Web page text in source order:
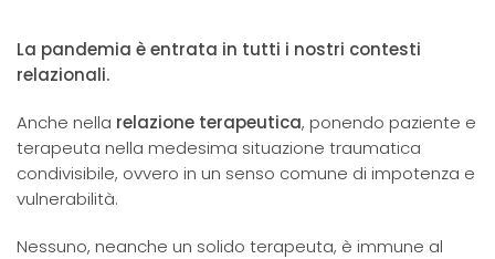
La pandemia è entrata in tutti i nostri contesti
relazionali.
Anche nella relazione terapeutica, ponendo paziente e
terapeuta nella medesima situazione traumatica
condivisibile, ovvero in un senso comune di impotenza e
vulnerabilità.
Nessuno, neanche un solido terapeuta, è immune al